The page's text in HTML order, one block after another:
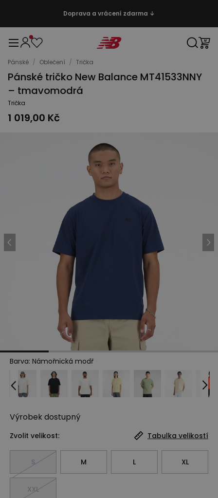
Doprava a vrácení zdarma ↓
Pánské / Oblečení / Trička
Pánské tričko New Balance MT41533NNY
– tmavomodrá
Trička
1 019,00 Kč
Barva: Námořnická modř
Výrobek dostupný
Zvolit velikost: Tabulka velikostí
S M L XL
XXL